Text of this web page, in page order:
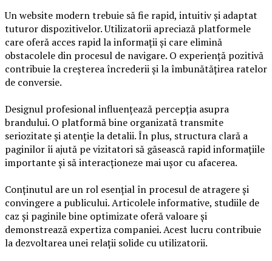
Un website modern trebuie să fie rapid, intuitiv și adaptat
tuturor dispozitivelor. Utilizatorii apreciază platformele
care oferă acces rapid la informații și care elimină
obstacolele din procesul de navigare. O experiență pozitivă
contribuie la creșterea încrederii și la îmbunătățirea ratelor
de conversie.
Designul profesional influențează percepția asupra
brandului. O platformă bine organizată transmite
seriozitate și atenție la detalii. În plus, structura clară a
paginilor îi ajută pe vizitatori să găsească rapid informațiile
importante și să interacționeze mai ușor cu afacerea.
Conținutul are un rol esențial în procesul de atragere și
convingere a publicului. Articolele informative, studiile de
caz și paginile bine optimizate oferă valoare și
demonstrează expertiza companiei. Acest lucru contribuie
la dezvoltarea unei relații solide cu utilizatorii.